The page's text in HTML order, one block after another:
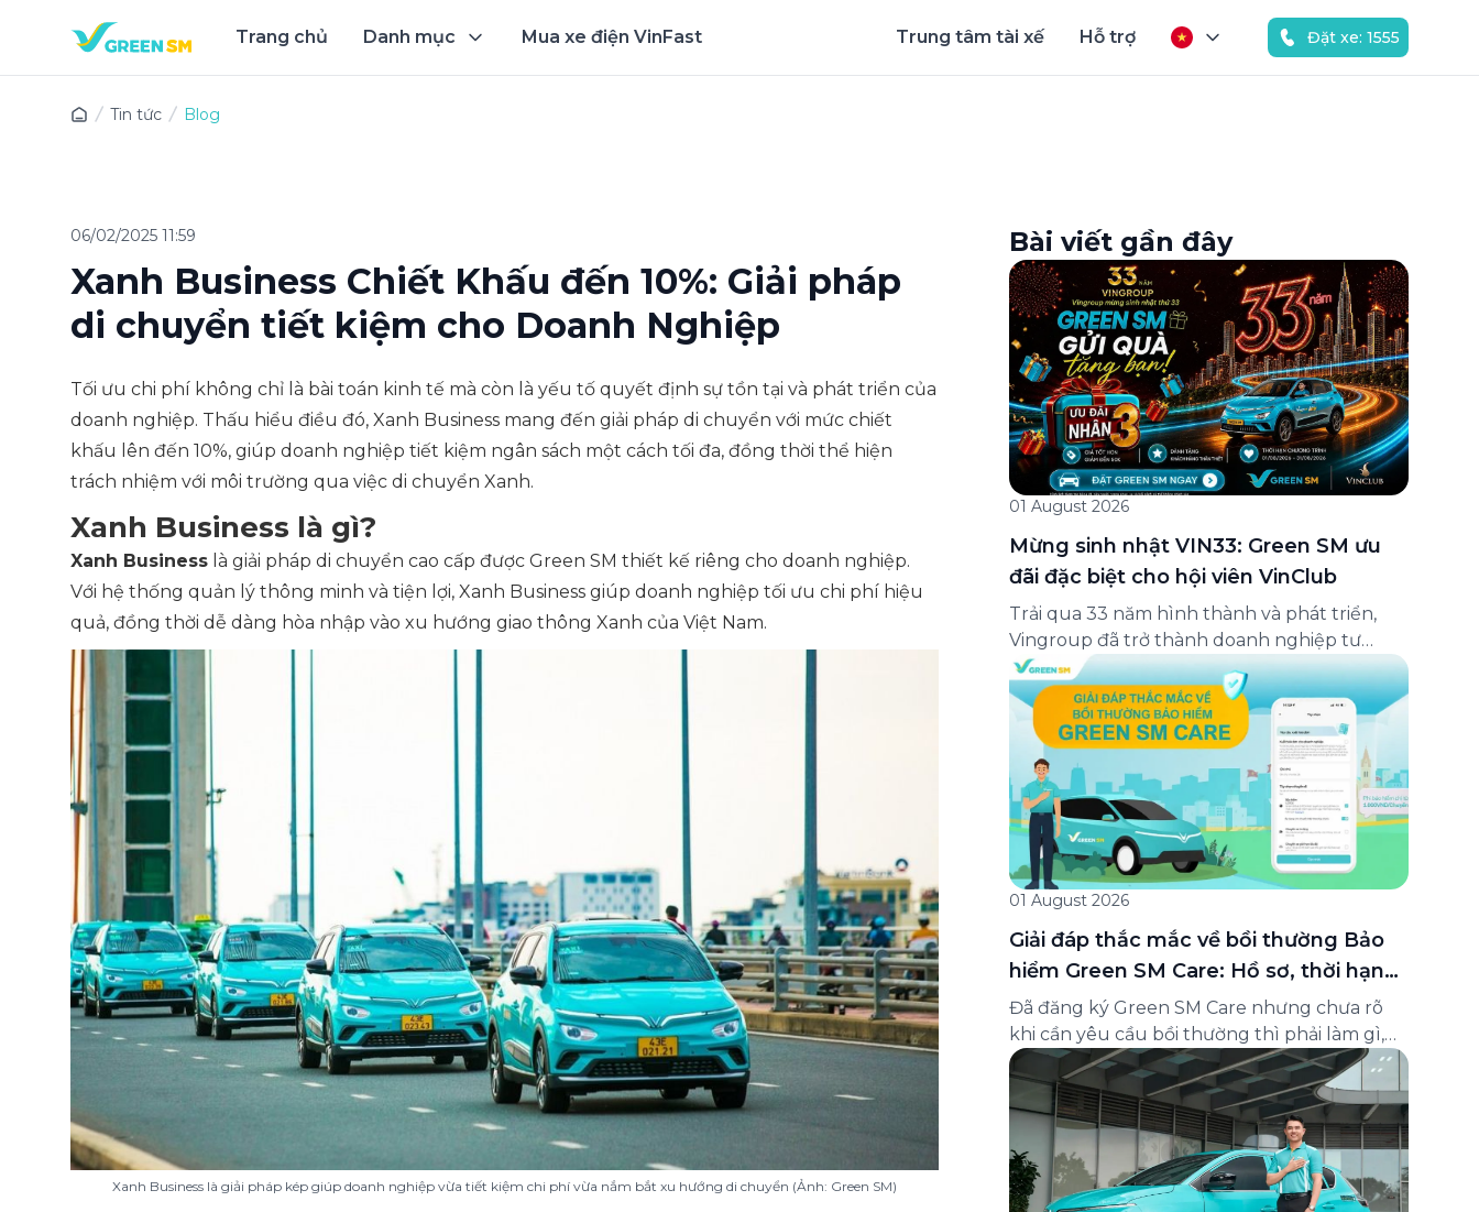
Trang chủ Danh mục Mua xe điện VinFast Trung tâm tài xế Hỗ trợ Đặt xe: 1555
Tin tức Blog
06/02/2025 11:59
Xanh Business Chiết Khấu đến 10%: Giải pháp
di chuyển tiết kiệm cho Doanh Nghiệp
Tối ưu chi phí không chỉ là bài toán kinh tế mà còn là yếu tố quyết định sự tồn tại và phát triển của
doanh nghiệp. Thấu hiểu điều đó, Xanh Business mang đến giải pháp di chuyển với mức chiết
khấu lên đến 10%, giúp doanh nghiệp tiết kiệm ngân sách một cách tối đa, đồng thời thể hiện
trách nhiệm với môi trường qua việc di chuyển Xanh.
Xanh Business là gì?
Xanh Business là giải pháp di chuyển cao cấp được Green SM thiết kế riêng cho doanh nghiệp.
Với hệ thống quản lý thông minh và tiện lợi, Xanh Business giúp doanh nghiệp tối ưu chi phí hiệu
quả, đồng thời dễ dàng hòa nhập vào xu hướng giao thông Xanh của Việt Nam.
Xanh Business là giải pháp kép giúp doanh nghiệp vừa tiết kiệm chi phí vừa nắm bắt xu hướng di chuyển (Ảnh: Green SM)
Bài viết gần đây
01 August 2026
Mừng sinh nhật VIN33: Green SM ưu
đãi đặc biệt cho hội viên VinClub
Trải qua 33 năm hình thành và phát triển,
Vingroup đã trở thành doanh nghiệp tư
nhân đa ngành lớn nhất Việt Nam, lọt Top 30
doanh nghiệp lớn nhất Đông Nam Á theo
bảng xếp hạng của Tạp chí Fortune (Mỹ).
Nhân kỷ niệm 33 năm thành lập (8/8/1993
đến 8/8/2026), Green SM trân […]
01 August 2026
Giải đáp thắc mắc về bồi thường Bảo
hiểm Green SM Care: Hồ sơ, thời hạn
và cách liên hệ hỗ trợ
Đã đăng ký Green SM Care nhưng chưa rõ
khi cần yêu cầu bồi thường thì phải làm gì,
hồ sơ ra sao, hay giấy chứng nhận bảo hiểm
tìm ở đâu? Bài viết này tổng hợp đầy đủ các
câu hỏi thường gặp nhất về quy trình bồi
thường và hỗ trợ của Green […]